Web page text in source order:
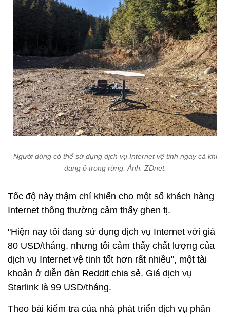
Người dùng có thể sử dụng dịch vụ Internet vệ tinh ngay cả khi
đang ở trong rừng. Ảnh: ZDnet.
Tốc độ này thậm chí khiến cho một số khách hàng
Internet thông thường cảm thấy ghen tị.
"Hiện nay tôi đang sử dụng dịch vụ Internet với giá
80 USD/tháng, nhưng tôi cảm thấy chất lượng của
dịch vụ Internet vệ tinh tốt hơn rất nhiều", một tài
khoản ở diễn đàn Reddit chia sẻ. Giá dịch vụ
Starlink là 99 USD/tháng.
Theo bài kiểm tra của nhà phát triển dịch vụ phân